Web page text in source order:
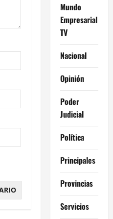
Mundo
Empresarial
TV
Nacional
Opinión
Poder
Judicial
Política
Principales
Provincias
Servicios